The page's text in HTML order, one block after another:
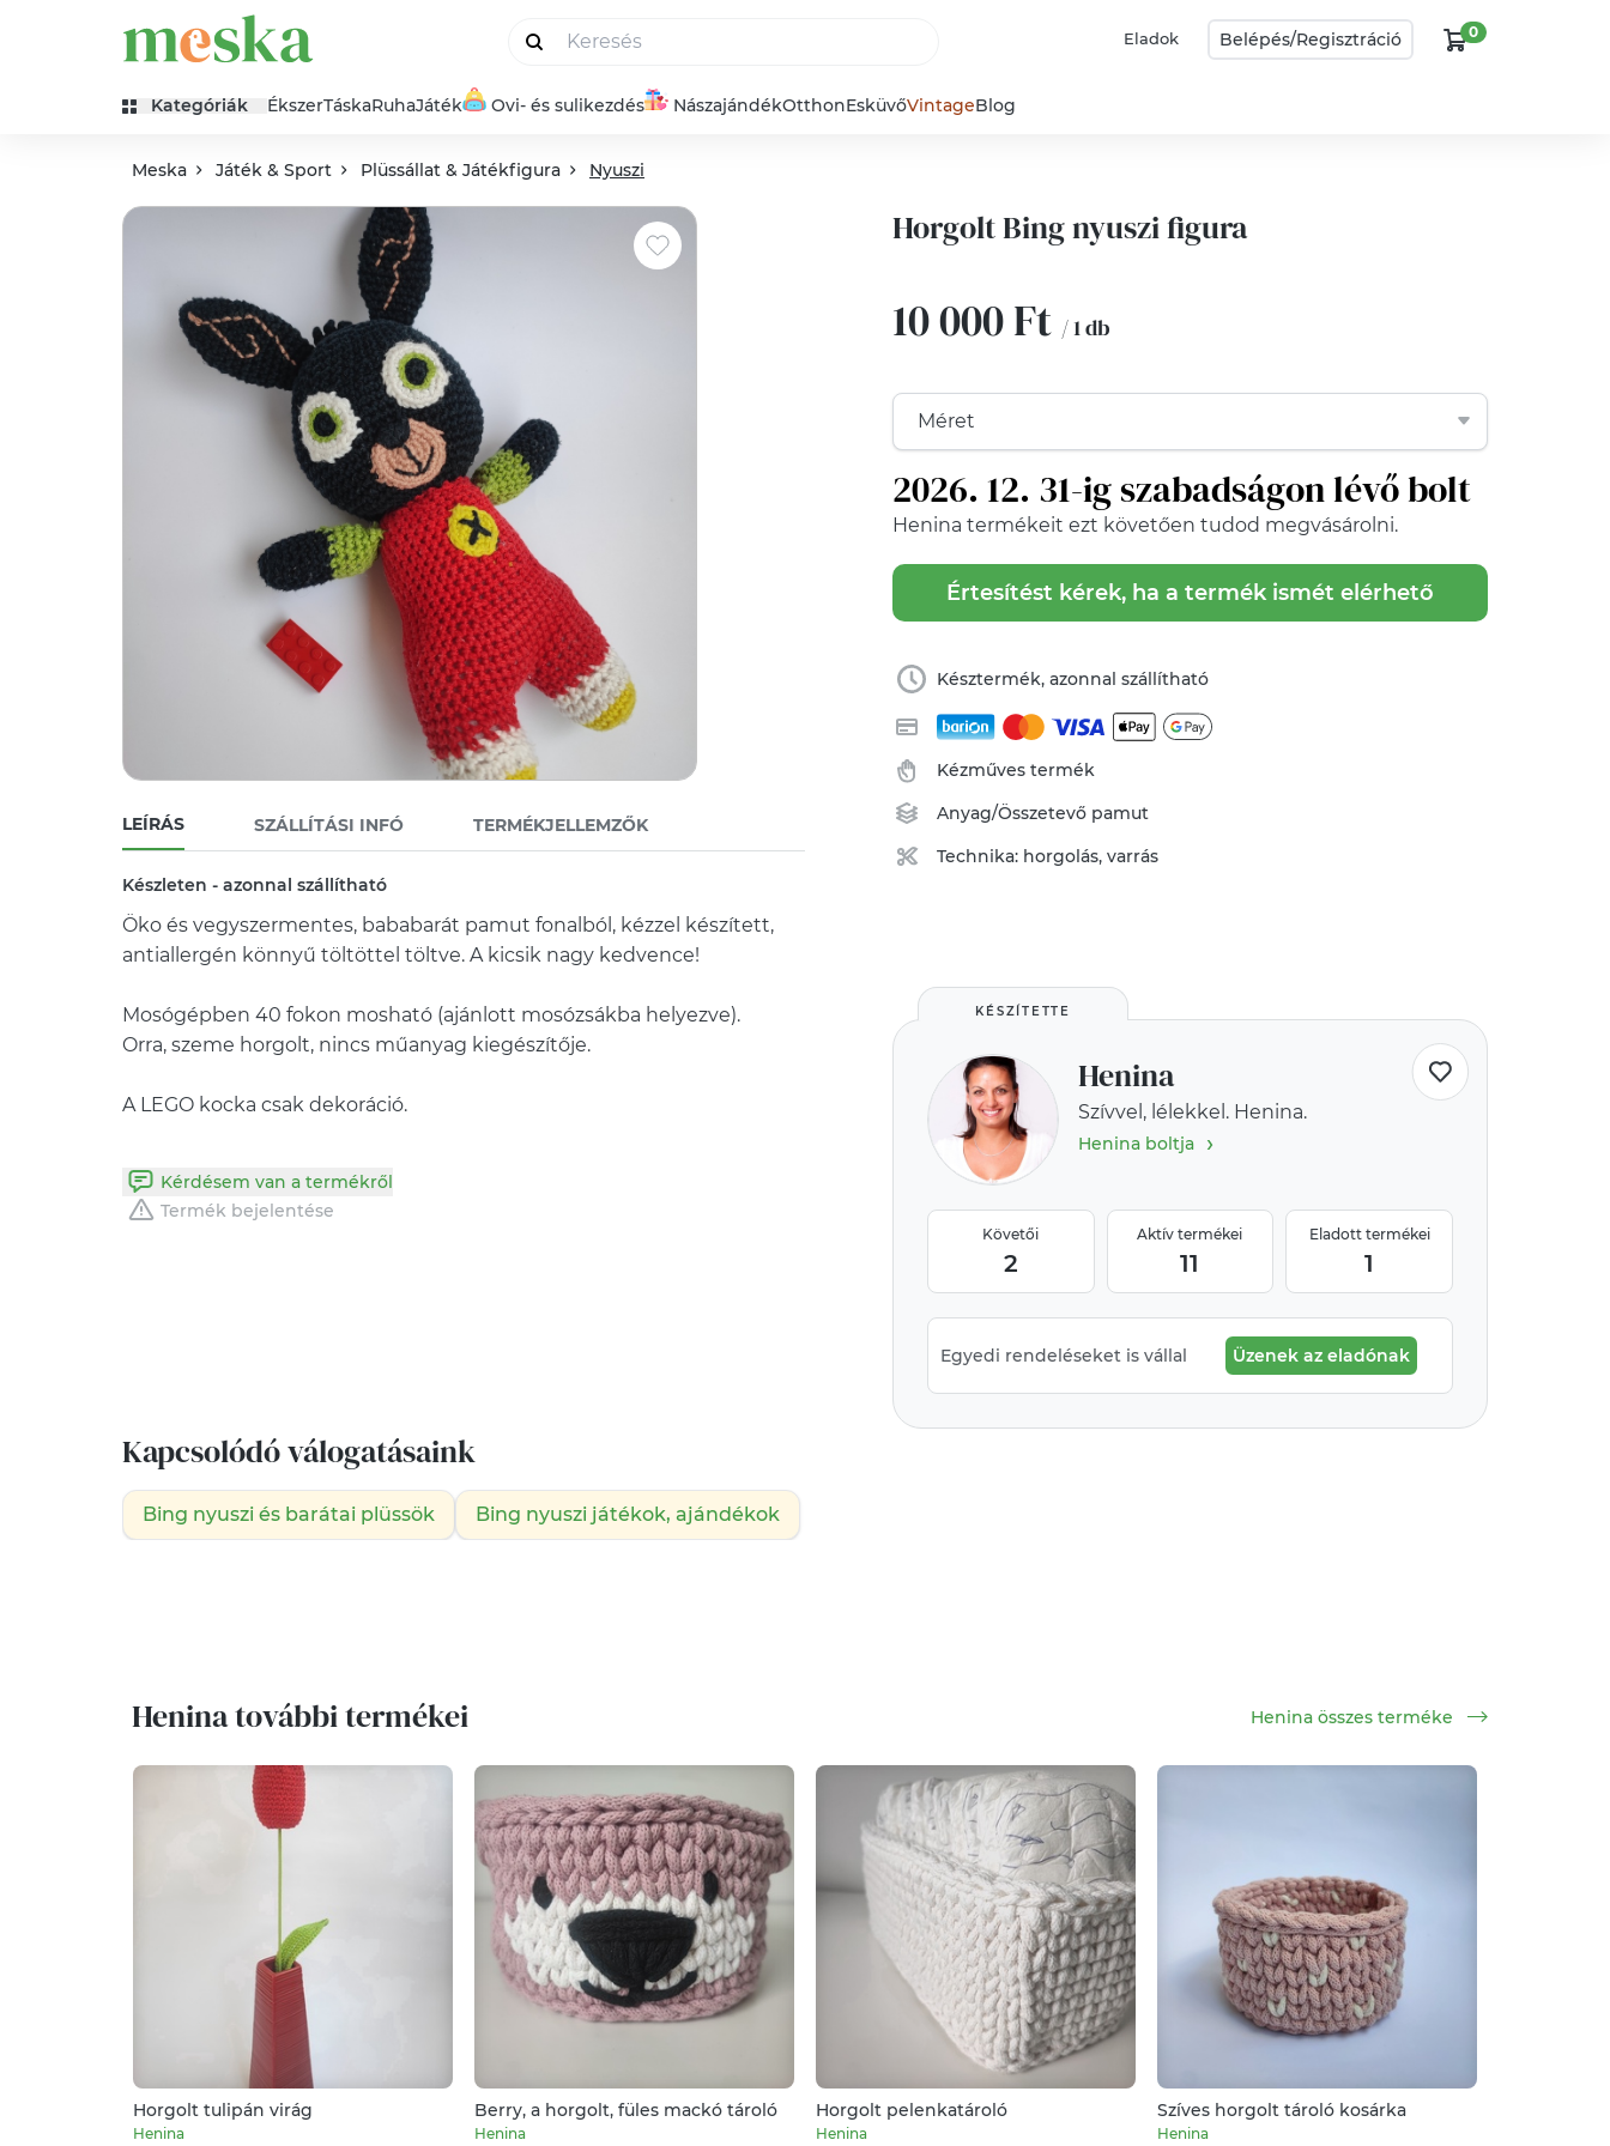
Eladok Belépés/Regisztráció 0
Kategóriák ÉkszerTáskaRuhaJáték Ovi- és sulikezdés NászajándékOtthonEsküvőVintageBlog
Meska Játék & Sport Plüssállat & Játékfigura Nyuszi
LEÍRÁS SZÁLLÍTÁSI INFÓ TERMÉKJELLEMZŐK
Készleten - azonnal szállítható
Öko és vegyszermentes, bababarát pamut fonalból, kézzel készített,
antiallergén könnyű töltöttel töltve. A kicsik nagy kedvence!
Mosógépben 40 fokon mosható (ajánlott mosózsákba helyezve).
Orra, szeme horgolt, nincs műanyag kiegészítője.
A LEGO kocka csak dekoráció.
Kérdésem van a termékről
Termék bejelentése
Horgolt Bing nyuszi figura
10 000 Ft / 1 db
2026. 12. 31-ig szabadságon lévő bolt
Henina termékeit ezt követően tudod megvásárolni.
Értesítést kérek, ha a termék ismét elérhető
Késztermék, azonnal szállítható
Kézműves termék
Anyag/Összetevő pamut
Technika: horgolás,varrás
KÉSZÍTETTE
Henina
Szívvel, lélekkel. Henina.
Henina boltja ›
Követői
2
Aktív termékei
11
Eladott termékei
1
Egyedi rendeléseket is vállal Üzenek az eladónak
Kapcsolódó válogatásaink
Bing nyuszi és barátai plüssök Bing nyuszi játékok, ajándékok
Henina további termékei Henina összes terméke
Horgolt tulipán virág
Henina
Berry, a horgolt, füles mackó tároló
Henina
Horgolt pelenkatároló
Henina
Szíves horgolt tároló kosárka
Henina